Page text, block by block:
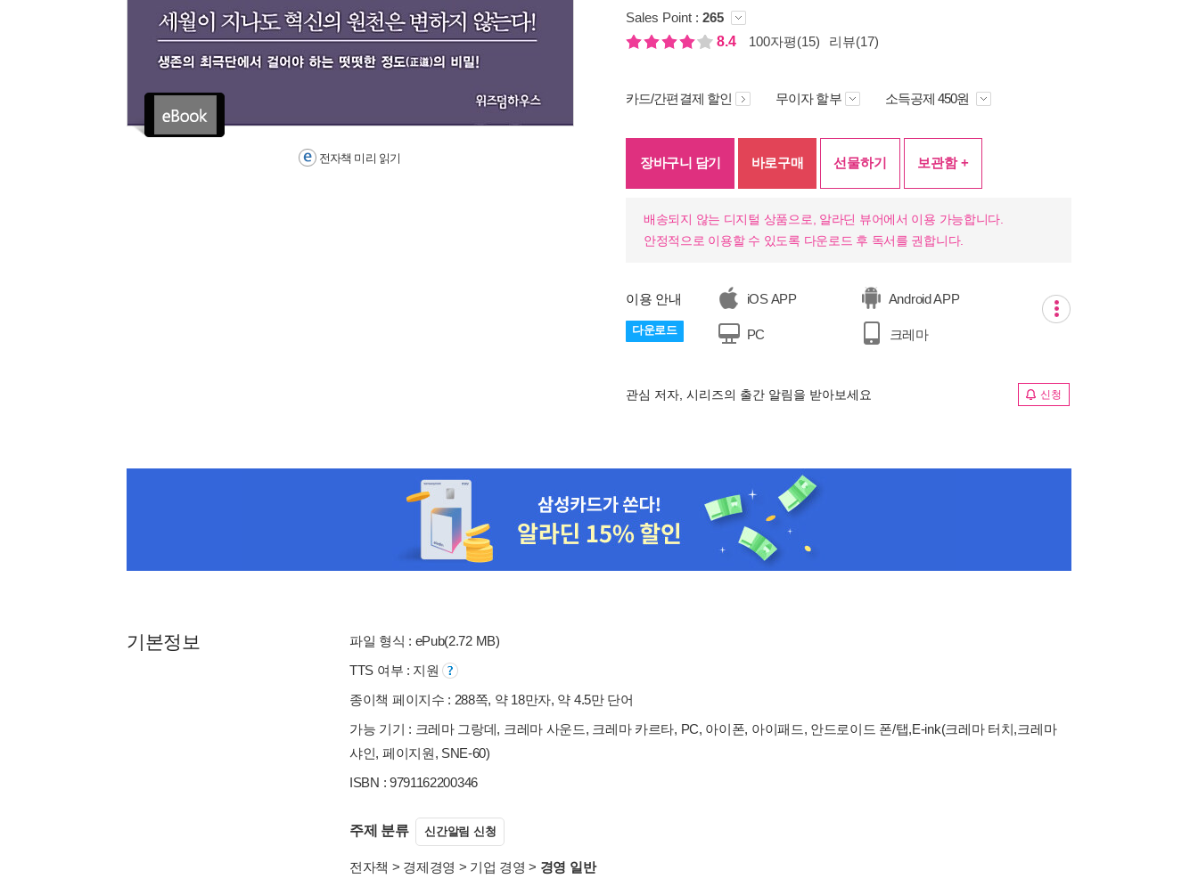
전자책 미리 읽기
Sales Point : 265
8.4
100자평(15) 리뷰(17)
카드/간편결제 할인 무이자 할부 소득공제 450원
장바구니 담기 바로구매 선물하기 보관함 +
배송되지 않는 디지털 상품으로, 알라딘 뷰어에서 이용 가능합니다.
안정적으로 이용할 수 있도록 다운로드 후 독서를 권합니다.
이용 안내
다운로드
iOS APP Android APP
PC 크레마
관심 저자, 시리즈의 출간 알림을 받아보세요 신청
기본정보
파일 형식 : ePub(2.72 MB)
TTS 여부 : 지원
종이책 페이지수 : 288쪽, 약 18만자, 약 4.5만 단어
가능 기기 : 크레마 그랑데, 크레마 사운드, 크레마 카르타, PC, 아이폰, 아이패드, 안드로이드 폰/탭,E-ink(크레마 터치,크레마
샤인, 페이지원, SNE-60)
ISBN : 9791162200346
주제 분류 신간알림 신청
전자책 > 경제경영 > 기업 경영 > 경영 일반